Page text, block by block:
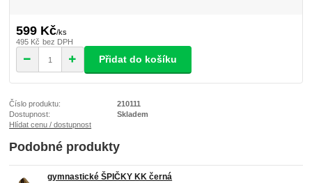
599 Kč/ks
495 Kč bez DPH
Přidat do košíku
Číslo produktu:
210111
Dostupnost:
Skladem
Hlídat cenu / dostupnost
Podobné produkty
gymnastické ŠPIČKY KK černá